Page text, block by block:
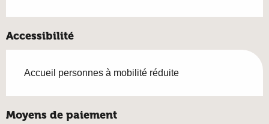
Accessibilité
Accueil personnes à mobilité réduite
Moyens de paiement